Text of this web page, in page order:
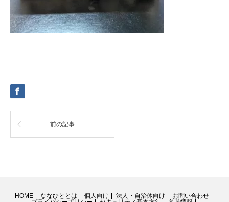
前の記事
HOME ななひととは 個人向け 法人・自治体向け
お問い合わせ